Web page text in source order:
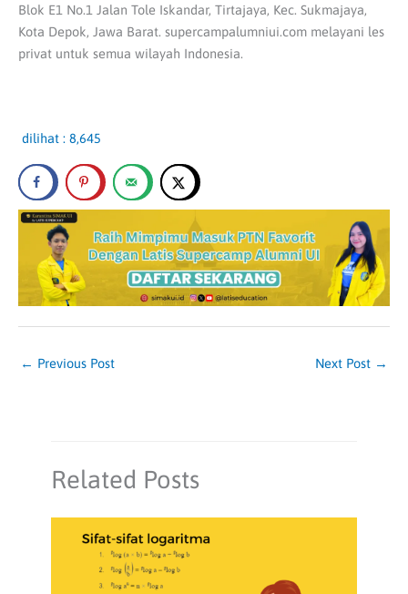
Blok E1 No.1 Jalan Tole Iskandar, Tirtajaya, Kec. Sukmajaya,
Kota Depok, Jawa Barat. supercampalumniui.com melayani les
privat untuk semua wilayah Indonesia.
dilihat : 8,645
← Previous Post Next Post →
Related Posts